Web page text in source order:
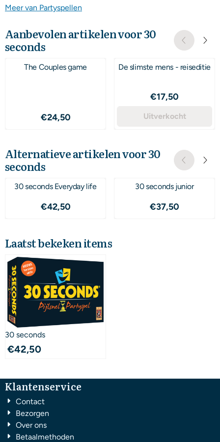
Meer van Partyspellen
Aanbevolen artikelen voor30
seconds
The Couples game
Prijs: 24,50
€24,50
De slimste mens - reiseditie
Prijs: 17,50
€17,50
Uitverkocht
Alternatieve artikelen voor30
seconds
30 seconds Everyday life
Prijs: 42,50
€42,50
30 seconds junior
Prijs: 37,50
€37,50
Laatst bekeken items
30 seconds
€42,50
Klantenservice
Contact
Bezorgen
Over ons
Betaalmethoden